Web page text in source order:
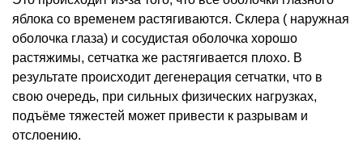
яблока со временем растягиваются. Склера ( наружная
оболочка глаза) и сосудистая оболочка хорошо
растяжимы, сетчатка же растягивается плохо. В
результате происходит дегенерация сетчатки, что в
свою очередь, при сильных физических нагрузках,
подъёме тяжестей может привести к разрывам и
отслоению.